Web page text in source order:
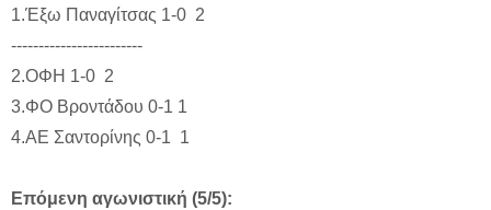
1.Έξω Παναγίτσας 1-0 2
------------------------
2.ΟΦΗ 1-0 2
3.ΦΟ Βροντάδου 0-1 1
4.ΑΕ Σαντορίνης 0-1 1
Επόμενη αγωνιστική (5/5):